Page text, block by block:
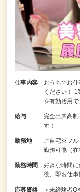
仕事内容
おうちでお
ください！
を有効活用
給与
完全出来高
す！
勤務地
ご自宅※フル
勤務可能（在
勤務時間
好きな時間
後、即お仕
応募資格
＜未経験者